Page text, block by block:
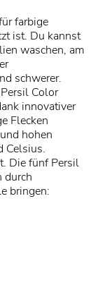
farbige
ist. Du kannst
waschen, am
schwerer.
Color
innovativer
Flecken
hohen
Celsius.
Die fünf Persil
durch
bringen: